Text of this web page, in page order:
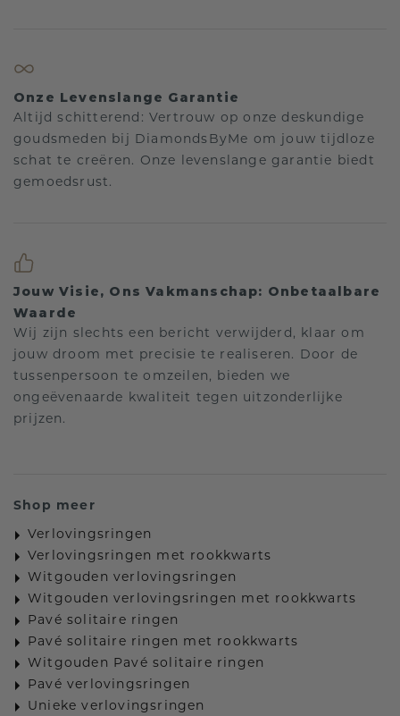
Onze Levenslange Garantie
Altijd schitterend: Vertrouw op onze deskundige
goudsmeden bij DiamondsByMe om jouw tijdloze
schat te creëren. Onze levenslange garantie biedt
gemoedsrust.
Jouw Visie, Ons Vakmanschap: Onbetaalbare
Waarde
Wij zijn slechts een bericht verwijderd, klaar om
jouw droom met precisie te realiseren. Door de
tussenpersoon te omzeilen, bieden we
ongeëvenaarde kwaliteit tegen uitzonderlijke
prijzen.
Shop meer
Verlovingsringen
Verlovingsringen met rookkwarts
Witgouden verlovingsringen
Witgouden verlovingsringen met rookkwarts
Pavé solitaire ringen
Pavé solitaire ringen met rookkwarts
Witgouden Pavé solitaire ringen
Pavé verlovingsringen
Unieke verlovingsringen